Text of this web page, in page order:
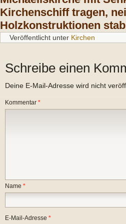
Kirchenschiff tragen,
Holzkonstruktionen
Veröffentlicht unter Kirchen
Schreibe einen
Deine E-Mail-Adresse wird nicht
Kommentar *
Name *
E-Mail-Adresse *